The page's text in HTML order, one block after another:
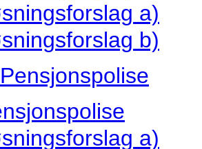
a)
b)
a)